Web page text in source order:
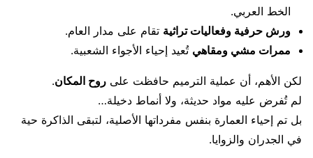
الخط العربي.
ورش حرفية وفعاليات تراثية تقام على مدار العام.
ممرات مشي ومقاهي تُعيد إحياء الأجواء الشعبية.
لكن الأهم، أن عملية الترميم حافظت على روح المكان.
لم تُفرض عليه مواد حديثة، ولا أنماط دخيلة…
بل تم إحياء العمارة بنفس مفرداتها الأصلية، لتبقى الذاكرة حية
في الجدران والزوايا.